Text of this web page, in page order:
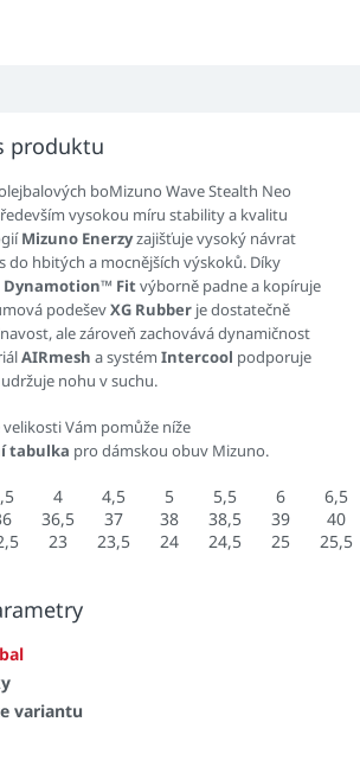
produktu
boMizuno Wave Stealth Neo
vysokou míru stability a kvalitu
Mizuno Enerzyzajišťuje vysoký návrat
do hbitých a mocnějších výskoků. Díky
Dynamotion™ Fitvýborně padne a kopíruje
podeševXG Rubber je dostatečně
ale zároveň zachovává dynamičnost
AIRmesh a systém Intercool podporuje
nohu v suchu.
Vám pomůže níže
tabulka pro dámskou obuv Mizuno.
4 4,5 5 5,5 6
6,5
36,5 37 38 38,5 39
40
23 23,5 24 24,5 25 25,5
variantu